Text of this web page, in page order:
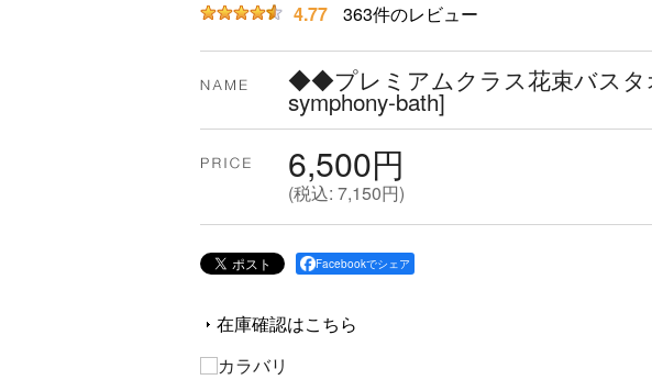
4.77 363件のレビュー
◆◆プレミアムクラス花束バスタ
symphony-bath]
6,500円
(税込: 7,150円)
Facebookでシェア
在庫確認はこちら